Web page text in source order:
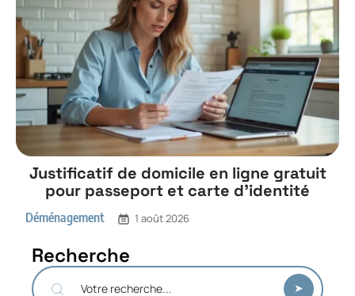
Justificatif de domicile en ligne gratuit
pour passeport et carte d’identité
Déménagement 1 août 2026
Recherche